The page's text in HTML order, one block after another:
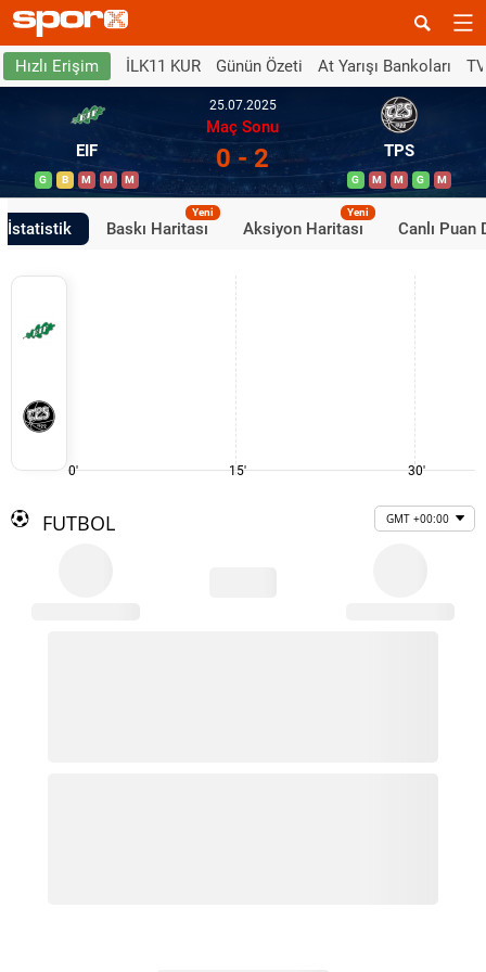
Hızlı Erişim İLK11 KUR Günün Özeti At Yarışı Bankoları
EIF
G B M M M
25.07.2025
Maç Sonu
0 - 2 TPS
G M M G M
İstatistik Baskı Haritası
Yeni
Aksiyon Haritası
Yeni
Canlı Puan
0' 15' 30'
FUTBOL GMT +00:00